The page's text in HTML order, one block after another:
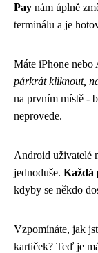
Pay nám úplně
terminálu a je
Máte iPhone nebo
párkrát kliknout,
na prvním místě -
neprovede.
Android uživatelé
jednoduše. Každá
kdyby se někdo
Vzpomínáte, jak
kartiček? Teď je